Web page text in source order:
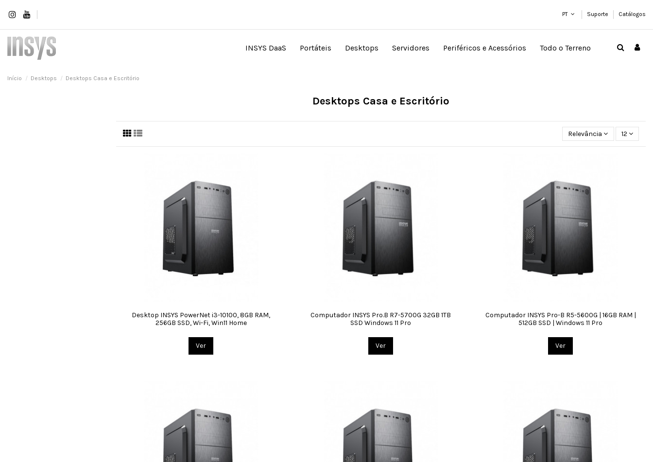
PT Suporte Catálogos
INSYS DaaS Portáteis Desktops Servidores Periféricos e Acessórios Todo o Terreno
Início Desktops Desktops Casa e Escritório
Desktops Casa e Escritório
Relevância 12
Desktop INSYS PowerNet i3-10100, 8GB RAM,
256GB SSD, Wi-Fi, Win11 Home
Ver
Computador INSYS Pro.B R7-5700G 32GB 1TB
SSD Windows 11 Pro
Ver
Computador INSYS Pro-B R5-5600G | 16GB RAM |
512GB SSD | Windows 11 Pro
Ver